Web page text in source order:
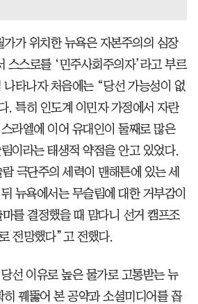
가 위치한 뉴욕은 자본주의의 심장
스스로를 ‘민주사회주의자’라고 부르
타나자 처음에는 “당선 가능성이 없
. 특히 인도계 이민자 가정에서 자란
라엘에 이어 유대인이 둘째로 많은
이라는 태생적 약점을 안고 있었다.
극단주의 세력이 맨해튼에 있는 세
뉴욕에서는 무슬림에 대한 거부감이
를 결정했을 때 맘다니 선거 캠프조
전망했다”고 전했다.
선 이유로 높은 물가로 고통받는 뉴
꿰뚫어 본 공약과 소셜미디어를 꼽